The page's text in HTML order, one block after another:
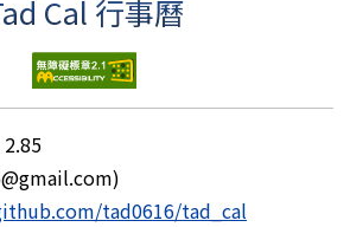
Cal 行事曆
tad0616/tad_cal